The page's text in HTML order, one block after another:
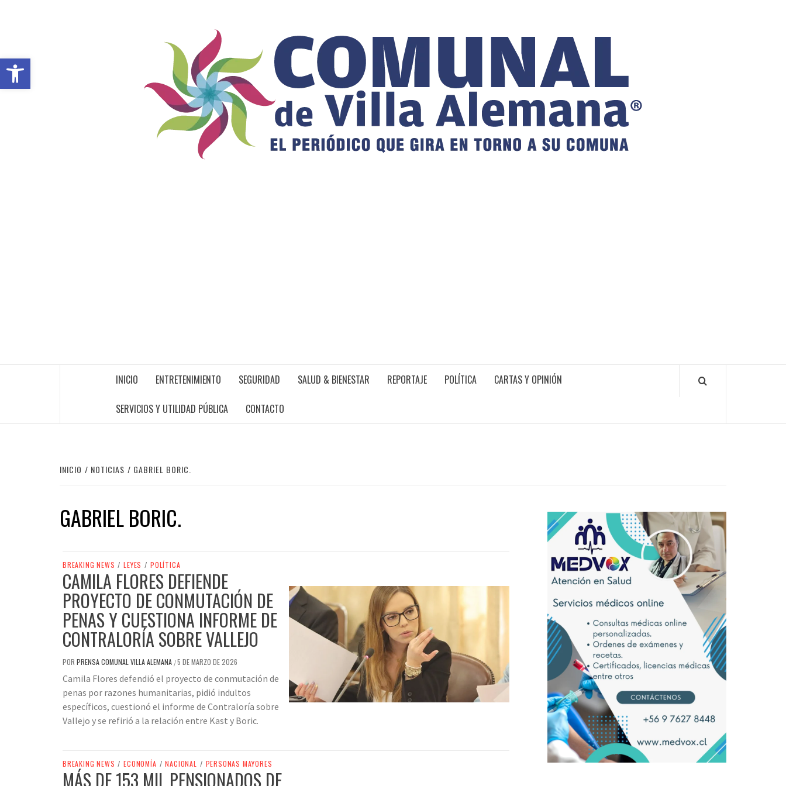
Abrir barra de herramientas
INICIO ENTRETENIMIENTO SEGURIDAD SALUD & BIENESTAR REPORTAJE POLÍTICA CARTAS Y OPINIÓN
SERVICIOS Y UTILIDAD PÚBLICA CONTACTO
INICIO NOTICIAS GABRIEL BORIC.
GABRIEL BORIC.
BREAKING NEWS / LEYES / POLÍTICA
CAMILA FLORES DEFIENDE
PROYECTO DE CONMUTACIÓN DE
PENAS Y CUESTIONA INFORME DE
CONTRALORÍA SOBRE VALLEJO
POR PRENSA COMUNAL VILLA ALEMANA /5 DE MARZO DE 2026
Camila Flores defendió el proyecto de conmutación de
penas por razones humanitarias, pidió indultos
específicos, cuestionó el informe de Contraloría sobre
Vallejo y se refirió a la relación entre Kast y Boric.
BREAKING NEWS / ECONOMÍA / NACIONAL / PERSONAS MAYORES
MÁS DE 153 MIL PENSIONADOS DE